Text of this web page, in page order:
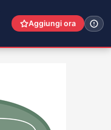
Aggiungi ora